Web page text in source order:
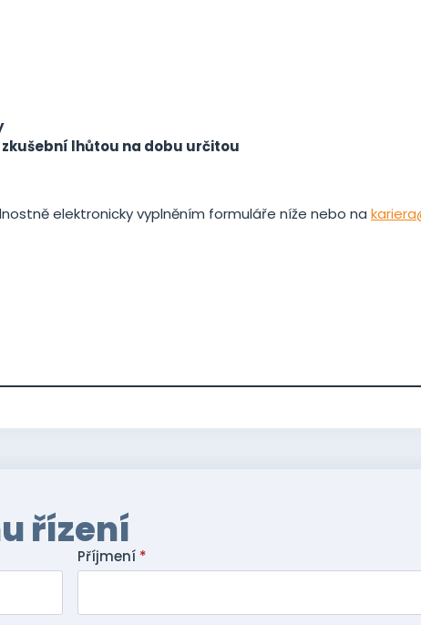
lhůtou na dobu určitou
elektronicky vyplněním formuláře níže nebo na
řízení
Příjmení *